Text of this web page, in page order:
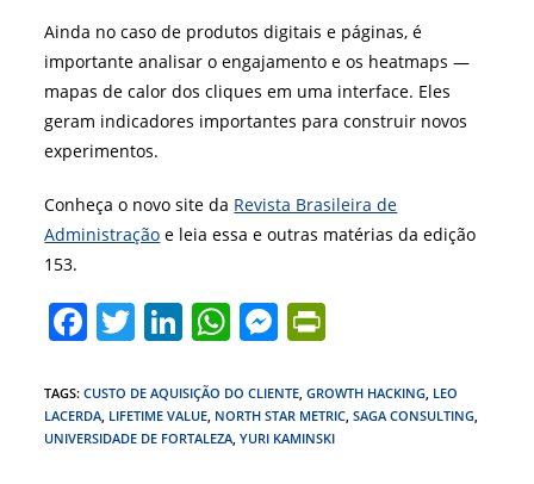
Ainda no caso de produtos digitais e páginas, é
importante analisar o engajamento e os heatmaps —
mapas de calor dos cliques em uma interface. Eles
geram indicadores importantes para construir novos
experimentos.
Conheça o novo site da Revista Brasileira de
Administração e leia essa e outras matérias da edição
153.
F
c
e
T
itt
er
Li
k
e
W
at
s
M
ss
e
tF
ri
TAGS:CUSTO DE AQUISIÇÃO DO CLIENTE GROWTH HACKING LEO
LACERDA LIFETIME VALUE NORTH STAR METRIC SAGA CONSULTING
UNIVERSIDADE DE FORTALEZA YURI KAMINSKI